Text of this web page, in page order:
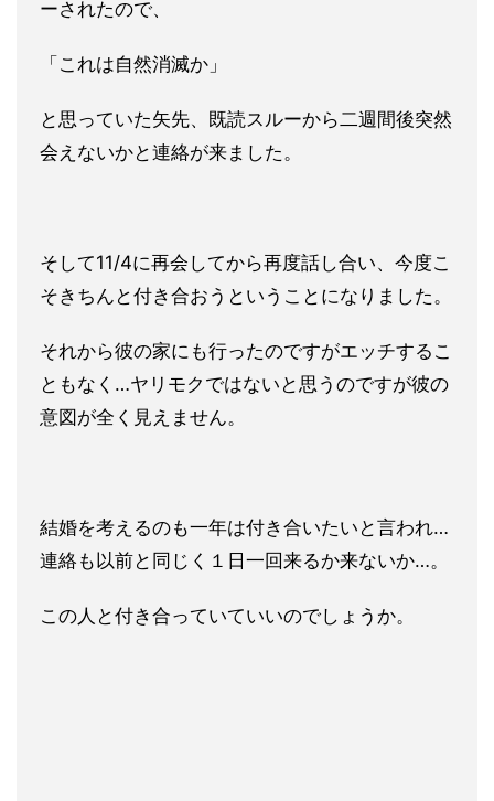
ーされたので、
「これは自然消滅か」
と思っていた矢先、既読スルーから二週間後突然
会えないかと連絡が来ました。
そして11/4に再会してから再度話し合い、今度こ
そきちんと付き合おうということになりました。
それから彼の家にも行ったのですがエッチするこ
ともなく…ヤリモクではないと思うのですが彼の
意図が全く見えません。
結婚を考えるのも一年は付き合いたいと言われ…
連絡も以前と同じ く１日一回来るか来ないか…。
この人と付き合っていていいのでしょうか。